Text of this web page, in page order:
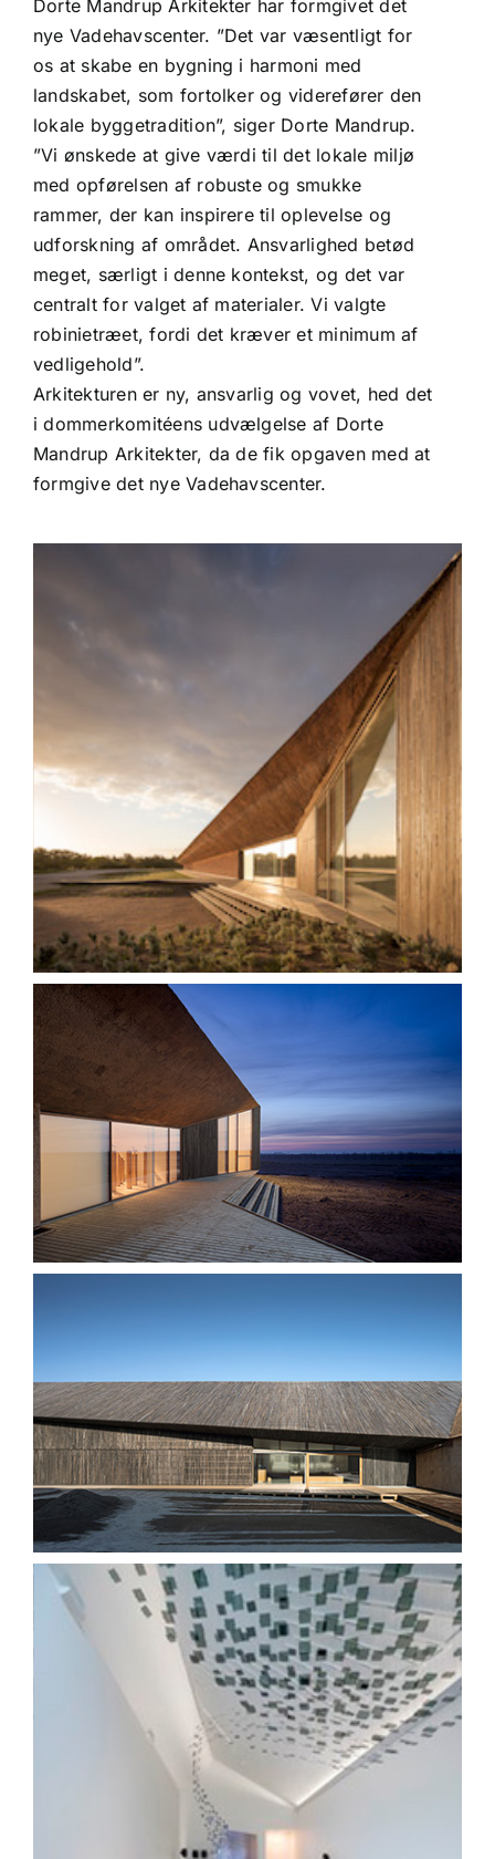
Dorte Mandrup Arkitekter har formgivet det
nye Vadehavscenter. ”Det var væsentligt for
os at skabe en bygning i harmoni med
landskabet, som fortolker og viderefører den
lokale byggetradition”, siger Dorte Mandrup.
”Vi ønskede at give værdi til det lokale miljø
med opførelsen af robuste og smukke
rammer, der kan inspirere til oplevelse og
udforskning af området. Ansvarlighed betød
meget, særligt i denne kontekst, og det var
centralt for valget af materialer. Vi valgte
robinietræet, fordi det kræver et minimum af
vedligehold”.
Arkitekturen er ny, ansvarlig og vovet, hed det
i dommerkomitéens udvælgelse af Dorte
Mandrup Arkitekter, da de fik opgaven med at
formgive det nye Vadehavscenter.